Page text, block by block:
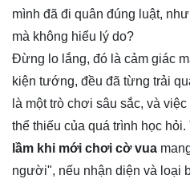
mình đã đi quân đúng luật,
mà không hiểu lý do?
Đừng lo lắng, đó là cảm giác
kiện tướng, đều đã từng trải
là một trò chơi sâu sắc, và
thể thiếu của quá trình học
lầm khi mới chơi cờ vua
người", nếu nhận diện và loại